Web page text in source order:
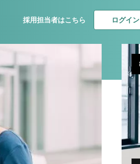
採用担当者はこちら ログイン